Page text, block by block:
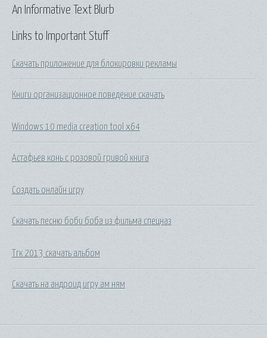
Links to Important Stuff
Скачать приложение для блокировки рекламы
Книги организационное поведение скачать
Windows 10 media creation tool x64
Астафьев конь с розовой гривой книга
Создать онлайн игру
Скачать песню боби боба из фильма спецназ
Тгк 2013 скачать альбом
Скачать на андроид игру ам ням
An Informative Text Blurb